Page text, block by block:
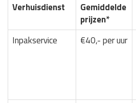
Verhuisdienst
Gemiddelde
prijzen*
Inpakservice €40,- per uur